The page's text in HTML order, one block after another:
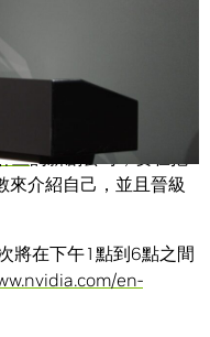
。還有機會參加我們於3
技大會。
日活動，這些參與
畫的新創公司，要在抱
來介紹自己，並且晉級
將在下午1點到6點之間
en-